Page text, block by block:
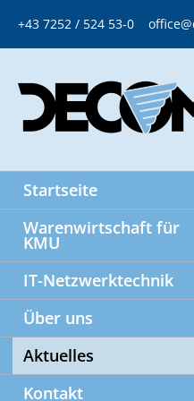
+43 7252 / 524 53-0
Startseite
Warenwirtschaft für
KMU
IT-Netzwerktechnik
Über uns
Aktuelles
Kontakt